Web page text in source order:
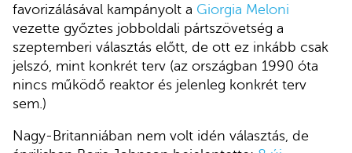
favorizálásával kampányolt a Giorgia Meloni
vezette győztes jobboldali pártszövetség a
szeptemberi választás előtt, de ott ez inkább csak
jelszó, mint konkrét terv (az országban 1990 óta
nincs működő reaktor és jelenleg konkrét terv
sem.)
Nagy-Britanniában nem volt idén választás, de